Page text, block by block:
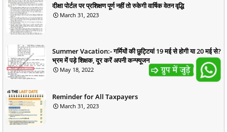
दीक्षा पोर्टल पर प्रशिक्षण पूर्ण नहीं तो रुकेगी वार्षिक वेतन वृद्धि
March 31, 2023
Summer Vacation:- गर्मियों की छुट्टियां 19 मई से होगी या 20 मई से?
भ्रम में पड़े शिक्षक, दूर करें अपनी कन्फ्यूजन
May 18, 2022
Reminder for All Taxpayers
March 31, 2023